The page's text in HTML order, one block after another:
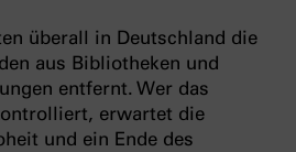
überall in Deutschland die
aus Bibliotheken und
entfernt. Wer das
erwartet die
und ein Ende des